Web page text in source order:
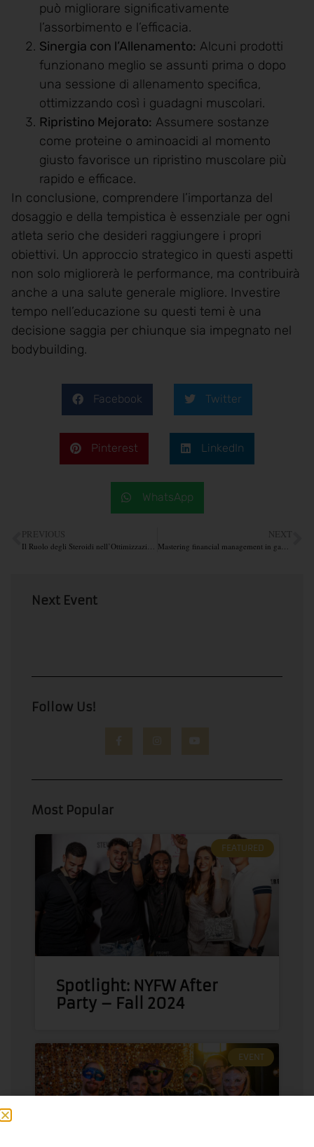
può migliorare significativamente
l’assorbimento e l’efficacia.
Sinergia con l’Allenamento: Alcuni prodotti
funzionano meglio se assunti prima o dopo
una sessione di allenamento specifica,
ottimizzando così i guadagni muscolari.
Ripristino Mejorato: Assumere sostanze
come proteine o aminoacidi al momento
giusto favorisce un ripristino muscolare più
rapido e efficace.
In conclusione, comprendere l’importanza del
dosaggio e della tempistica è essenziale per ogni
atleta serio che desideri raggiungere i propri
obiettivi. Un approccio strategico in questi aspetti
non solo migliorerà le performance, ma contribuirà
anche a una salute generale migliore. Investire
tempo nell’educazione su questi temi è una
decisione saggia per chiunque sia impegnato nel
bodybuilding.
Facebook Twitter
Pinterest LinkedIn
WhatsApp
PREVIOUS NEXT
Next Event
Follow Us!
Most Popular
FEATURED
Spotlight: NYFW After
Party – Fall 2024
EVENT